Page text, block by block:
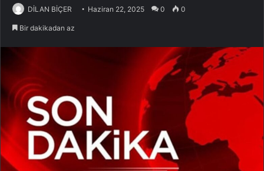
DİLAN BİÇER Haziran 22, 2025 0 0
Bir dakikadan az